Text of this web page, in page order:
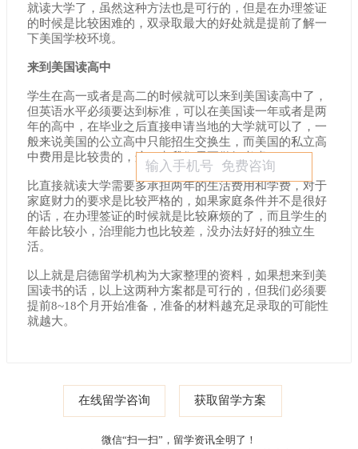
就读大学了，虽然这种方法也是可行的，但是在办理签证
的时候是比较困难的，双录取最大的好处就是提前了解一
下美国学校环境。
来到美国读高中
学生在高一或者是高二的时候就可以来到美国读高中了，
但英语水平必须要达到标准，可以在美国读一年或者是两
年的高中，在毕业之后直接申请当地的大学就可以了，一
般来说美国的公立高中只能招生交换生，而美国的私立高
中费用是比较贵的，这一点我们需要做好考虑。
比直接就读大学需要多承担两年的生活费用和学费，对于
家庭财力的要求是比较严格的，如果家庭条件并不是很好
的话，在办理签证的时候就是比较麻烦的了，而且学生的
年龄比较小，治理能力也比较差，没办法好好的独立生
活。
以上就是启德留学机构为大家整理的资料，如果想来到美
国读书的话，以上这两种方案都是可行的，但我们必须要
提前8~18个月开始准备，准备的材料越充足录取的可能性
就越大。
在线留学咨询 获取留学方案
微信“扫一扫”，留学资讯全明了！